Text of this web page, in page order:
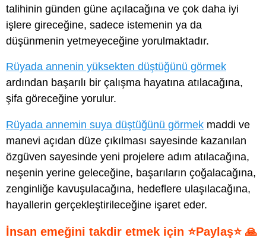
talihinin günden güne açılacağına ve çok daha iyi
işlere gireceğine, sadece istemenin ya da
düşünmenin yetmeyeceğine yorulmaktadır.
Rüyada annenin yüksekten düştüğünü görmek
ardından başarılı bir çalışma hayatına atılacağına,
şifa göreceğine yorulur.
Rüyada annemin suya düştüğünü görmek maddi ve
manevi açıdan düze çıkılması sayesinde kazanılan
özgüven sayesinde yeni projelere adım atılacağına,
neşenin yerine geleceğine, başarıların çoğalacağına,
zenginliğe kavuşulacağına, hedeflere ulaşılacağına,
hayallerin gerçekleştirileceğine işaret eder.
İnsan emeğini takdir etmek için ⭐Paylaş⭐ 🙏